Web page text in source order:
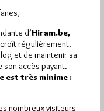
(Source :
Plus d’informations
d’Hiram.be,
régulièrement.
et de maintenir sa
son accès payant.
est très minime :
nombreux visiteurs